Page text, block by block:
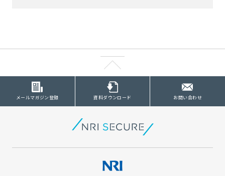
メールマガジン登録 資料ダウンロード お問い合わせ